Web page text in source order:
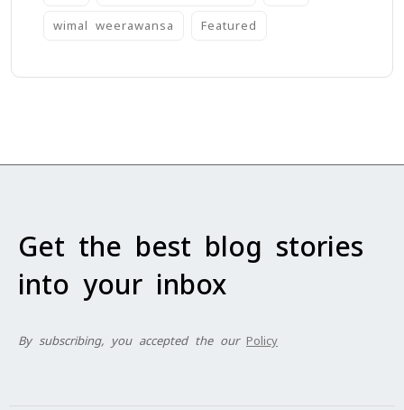
wimal weerawansa ‍Featured
Get the best blog stories
into your inbox
By subscribing, you accepted the our Policy